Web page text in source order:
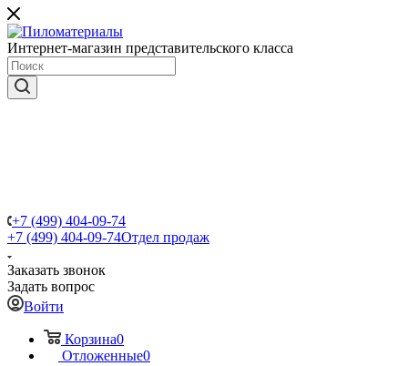
Интернет-магазин представительского класса
+7 (499) 404-09-74
+7 (499) 404-09-74Отдел продаж
Заказать звонок
Задать вопрос
Войти
Корзина0
Отложенные0